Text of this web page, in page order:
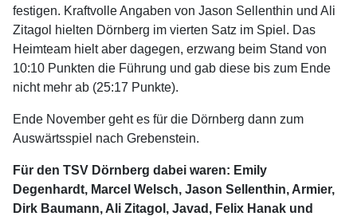
festigen. Kraftvolle Angaben von Jason Sellenthin und Ali
Zitagol hielten Dörnberg im vierten Satz im Spiel. Das
Heimteam hielt aber dagegen, erzwang beim Stand von
10:10 Punkten die Führung und gab diese bis zum Ende
nicht mehr ab (25:17 Punkte).
Ende November geht es für die Dörnberg dann zum
Auswärtsspiel nach Grebenstein.
Für den TSV Dörnberg dabei waren: Emily
Degenhardt, Marcel Welsch, Jason Sellenthin, Armier,
Dirk Baumann, Ali Zitagol, Javad, Felix Hanak und